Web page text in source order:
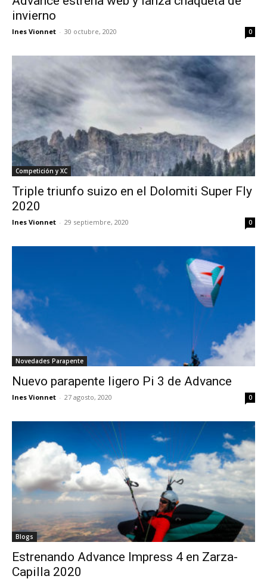
invierno
Ines Vionnet - 30 octubre, 2020 0
Competición y XC
Triple triunfo suizo en el Dolomiti Super Fly
2020
Ines Vionnet - 29 septiembre, 2020 0
Novedades Parapente
Nuevo parapente ligero Pi 3 de Advance
Ines Vionnet - 27 agosto, 2020 0
Blogs
Estrenando Advance Impress 4 en Zarza-
Capilla 2020